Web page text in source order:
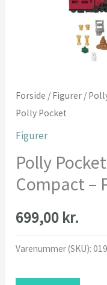
Forside / Figurer /
Polly Pocket
Figurer
Polly
Compact –
699,00 kr.
Varenummer (SKU):